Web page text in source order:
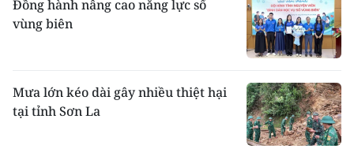
Đồng hành nâng cao năng lực số
vùng biên
Mưa lớn kéo dài gây nhiều thiệt hại
tại tỉnh Sơn La